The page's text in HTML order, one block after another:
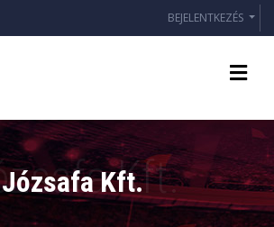
BEJELENTKEZÉS
Józsafa Kft.